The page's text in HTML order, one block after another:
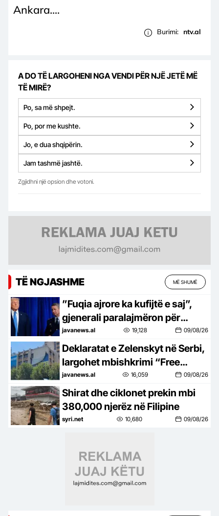
Ankara....
Burimi: ntv.al
A DO TË LARGOHENI NGA VENDI PËR NJË JETË MË
TË MIRË?
Po, sa më shpejt.
Po, por me kushte.
Jo, e dua shqipërin.
Jam tashmë jashtë.
Zgjidhni një opsion dhe votoni.
TË NGJASHME MË SHUMË
”Fuqia ajrore ka kufijtë e saj”,
gjenerali paralajmëron për
pasojat e përshkallëzimit me
Iranin
javanews.al 19,128 09/08/26
Deklaratat e Zelenskyt në Serbi,
largohet mbishkrimi “Free
Ukraine” në Prishtinë
javanews.al 16,059 09/08/26
Shirat dhe ciklonet prekin mbi
380,000 njerëz në Filipine
syri.net 10,680 09/08/26